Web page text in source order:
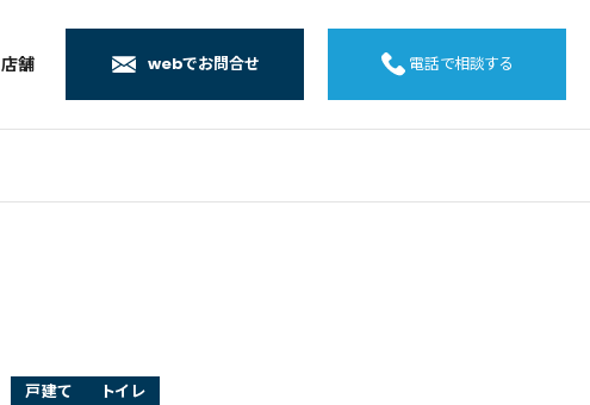
店舗
墨田店
日本橋店
webでお問合せ 電話で相談する
戸建て トイレ